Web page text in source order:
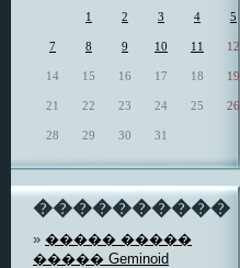
1 2 3 4 5
7 8 9 10 11 12
14 15 16 17 18 19
21 22 23 24 25 26
28 29 30 31
����������
» ����� �����
����� Geminoid